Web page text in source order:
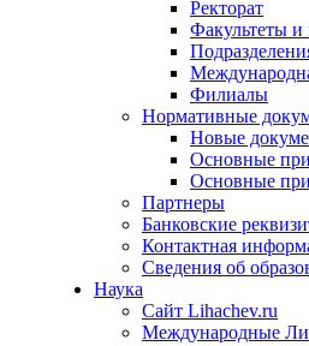
Ректорат
Факультеты и
Филиалы
Нормативные
Новые
Основные
Основные
Партнеры
Банковские
Контактная
Сведения об
Наука
Сайт Lihachev.ru
Международные